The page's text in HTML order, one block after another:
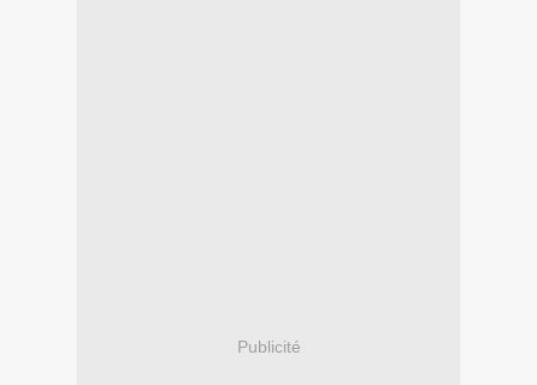
Publicité